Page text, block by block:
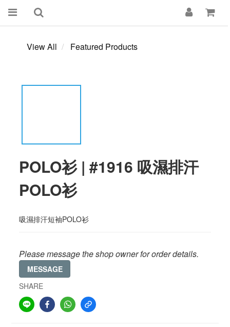
View All Featured Products
POLO衫 | #1916 吸濕排汗
POLO衫
吸濕排汗短袖POLO衫
Please message the shop owner for order details.
MESSAGE
SHARE